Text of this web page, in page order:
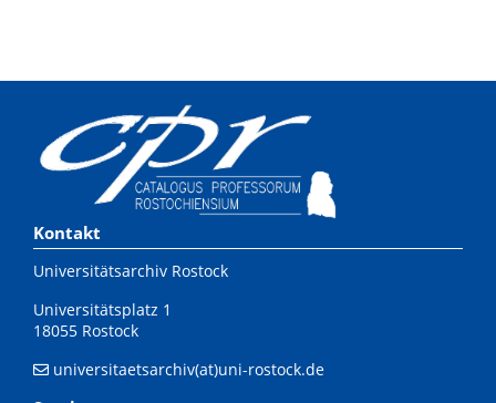
Kontakt
Universitätsarchiv Rostock
Universitätsplatz 1
18055 Rostock
universitaetsarchiv(at)uni-rostock.de